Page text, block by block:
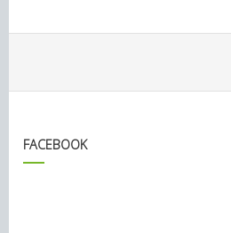
FACEBOOK